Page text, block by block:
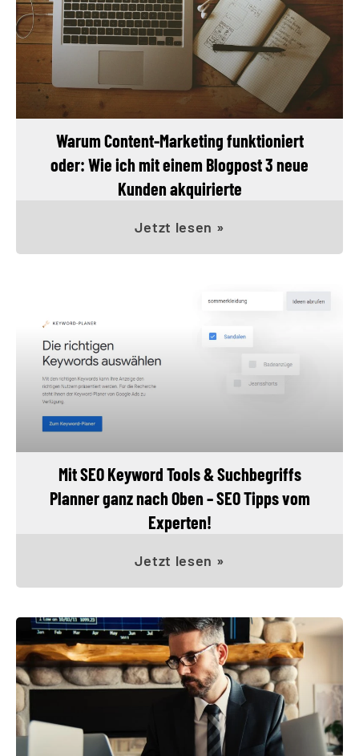
Warum Content-Marketing funktioniert
oder: Wie ich mit einem Blogpost 3 neue
Kunden akquirierte
Jetzt lesen »
Mit SEO Keyword Tools & Suchbegriffs
Planner ganz nach Oben – SEO Tipps vom
Experten!
Jetzt lesen »